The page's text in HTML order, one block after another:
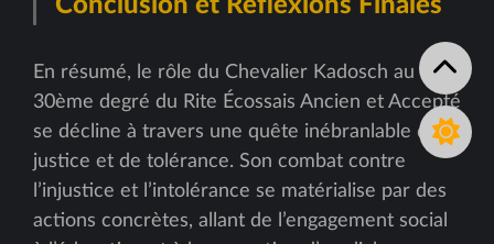
En résumé, le rôle du Chevalier Kadosch au
30ème degré du Rite Écossais Ancien et Accepté
se décline à travers une quête inébranlable de
justice et de tolérance. Son combat contre
l’injustice et l’intolérance se matérialise par des
actions concrètes, allant de l’engagement social